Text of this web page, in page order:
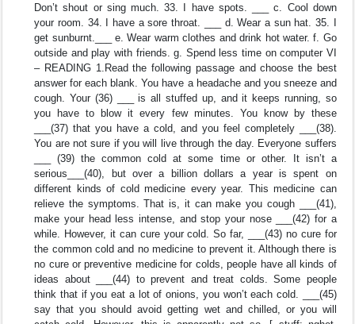
Don’t shout or sing much. 33. I have spots. ___ c. Cool down
your room. 34. I have a sore throat. ___ d. Wear a sun hat. 35. I
get sunburnt.___ e. Wear warm clothes and drink hot water. f. Go
outside and play with friends. g. Spend less time on computer VI
– READING 1.Read the following passage and choose the best
answer for each blank. You have a headache and you sneeze and
cough. Your (36) ___ is all stuffed up, and it keeps running, so
you have to blow it every few minutes. You know by these
___(37) that you have a cold, and you feel completely ___(38).
You are not sure if you will live through the day. Everyone suffers
___ (39) the common cold at some time or other. It isn’t a
serious___(40), but over a billion dollars a year is spent on
different kinds of cold medicine every year. This medicine can
relieve the symptoms. That is, it can make you cough ___(41),
make your head less intense, and stop your nose ___(42) for a
while. However, it can cure your cold. So far, ___(43) no cure for
the common cold and no medicine to prevent it. Although there is
no cure or preventive medicine for colds, people have all kinds of
ideas about ___(44) to prevent and treat colds. Some people
think that if you eat a lot of onions, you won’t each cold. ___(45)
say that you should avoid getting wet and chilled, or you will